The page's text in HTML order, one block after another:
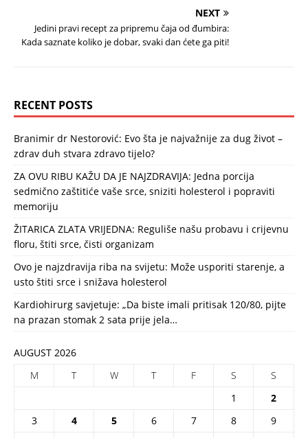
NEXT
Jedini pravi recept za pripremu čaja od đumbira:
Kada saznate koliko je dobar, svaki dan ćete ga piti!
RECENT POSTS
Branimir dr Nestorović: Evo šta je najvažnije za dug život –
zdrav duh stvara zdravo tijelo?
ZA OVU RIBU KAŽU DA JE NAJZDRAVIJA: Jedna porcija
sedmično zaštitiće vaše srce, sniziti holesterol i popraviti
memoriju
ŽITARICA ZLATA VRIJEDNA: Reguliše našu probavu i crijevnu
floru, štiti srce, čisti organizam
Ovo je najzdravija riba na svijetu: Može usporiti starenje, a
usto štiti srce i snižava holesterol
Kardiohirurg savjetuje: „Da biste imali pritisak 120/80, pijte
na prazan stomak 2 sata prije jela…
AUGUST 2026
M
T W T F S
S
1
2
3
4 5 6 7 8
9